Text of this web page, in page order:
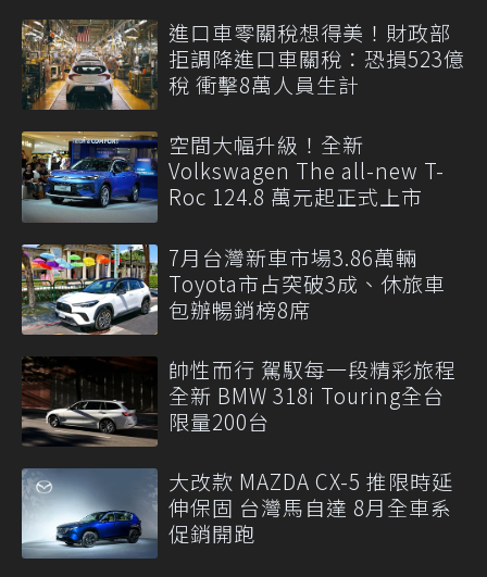
進口車零關稅想得美！財政部
拒調降進口車關稅：恐損523億
稅 衝擊8萬人員生計
空間大幅升級！全新
Volkswagen The all-new T-
Roc 124.8 萬元起正式上市
7月台灣新車市場3.86萬輛
Toyota市占突破3成、休旅車
包辦暢銷榜8席
帥性而行 駕馭每一段精彩旅程
全新 BMW 318i Touring全台
限量200台
大改款 MAZDA CX-5 推限時延
伸保固 台灣馬自達 8月全車系
促銷開跑